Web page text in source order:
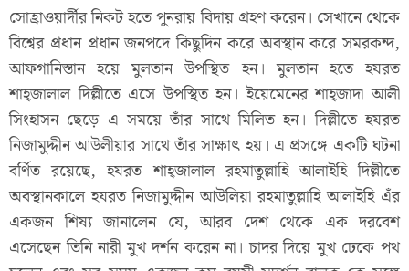
সোহ্রাওয়ার্দীর নিকট হতে পুনরায় বিদায় গ্রহণ করেন। সেখানে থেকে
বিশ্বের প্রধান প্রধান জনপদে কিছুদিন করে অবস্থান করে সমরকন্দ,
আফগানিস্তান হয়ে মুলতান উপস্থিত হন। মুলতান হতে হযরত
শাহ্জালাল দিল্লীতে এসে উপস্থিত হন। ইয়েমেনের শাহ্জাদা আলী
সিংহাসন ছেড়ে এ সময়ে তাঁর সাথে মিলিত হন। দিল্লীতে হযরত
নিজামুদ্দীন আউলীয়ার সাথে তাঁর সাক্ষাৎ হয়। এ প্রসঙ্গে একটি ঘটনা
বর্ণিত রয়েছে, হযরত শাহ্জালাল রহমাতুল্লাহি আলাইহি দিল্লীতে
অবস্থানকালে হযরত নিজামুদ্দীন আউলিয়া রহমাতুল্লাহি আলাইহি এঁর
একজন শিষ্য জানালেন যে, আরব দেশ থেকে এক দরবেশ
এসেছেন তিনি নারী মুখ দর্শন করেন না। চাদর দিয়ে মুখ ঢেকে পথ